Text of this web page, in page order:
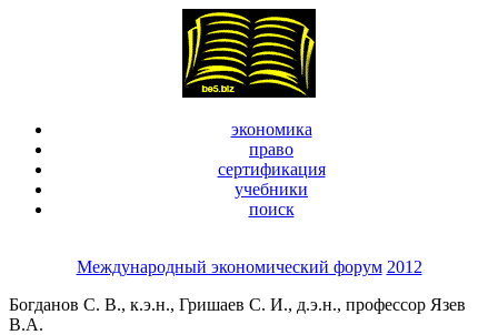
экономика
право
сертификация
учебники
поиск
Международный экономический форум 2012
Богданов С. В., к.э.н., Гришаев С. И., д.э.н., профессор Язев
В.А.